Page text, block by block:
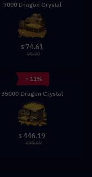
7000 Dragon Crystal
$ 74.61
99.99
- 11%
35000 Dragon Crystal
$446.19
499.99